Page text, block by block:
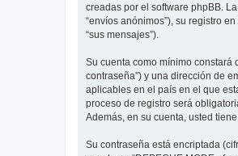
creadas por el software phpBB.
“envíos anónimos”), su registro
“sus mensajes”).
Su cuenta como mínimo constará
contraseña”) y una dirección de
aplicables en el país en el que
proceso de registro será
Además, en su cuenta, usted
Su contraseña está encriptada